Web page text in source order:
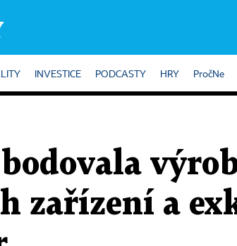
INVESTICE PODCASTY HRY PročNe
zařízení a